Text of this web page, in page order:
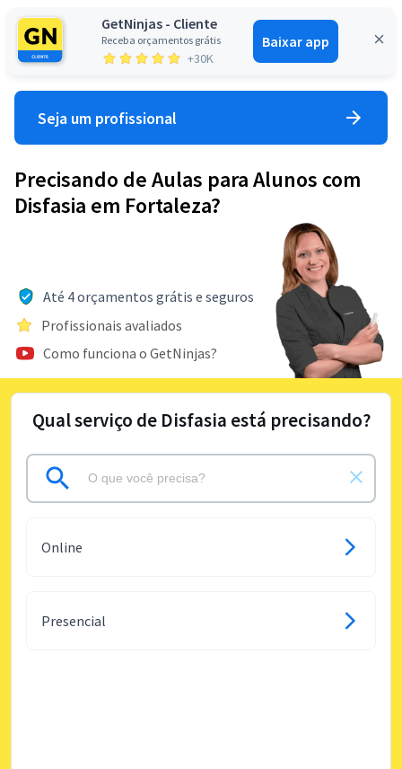
GetNinjas - Cliente
Receba orçamentos grátis
+30K
Baixar app
Entrar
Seja um profissional
Precisando de Aulas para Alunos com
Disfasia em Fortaleza?
Até 4 orçamentos grátis e seguros
Profissionais avaliados
Como funciona o GetNinjas?
Qual serviço de Disfasia está precisando?
Online
Presencial